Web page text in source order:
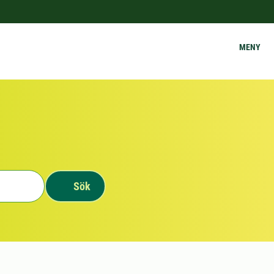
MENY
Sök